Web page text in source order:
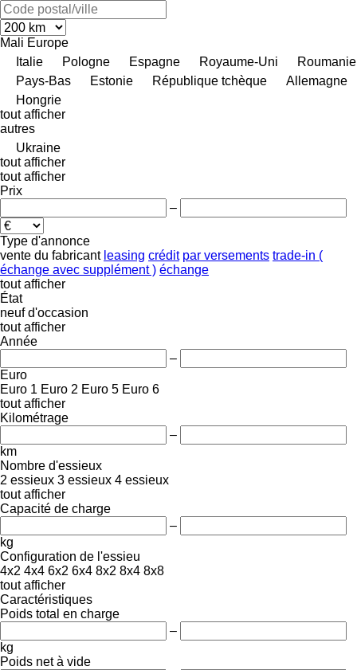
Mali Europe
Italie
Pologne Espagne Royaume-Uni
Roumanie
Pays-Bas
Estonie République tchèque
Allemagne
Hongrie
tout afficher
autres
Ukraine
tout afficher
tout afficher
Prix
–
Type d'annonce
vente du fabricant leasing crédit par versements trade-in (
échange avec supplément ) échange
tout afficher
État
neuf d'occasion
tout afficher
Année
–
Euro
Euro 1 Euro 2 Euro 5 Euro 6
tout afficher
Kilométrage
–
km
Nombre d'essieux
2 essieux 3 essieux 4 essieux
tout afficher
Capacité de charge
–
kg
Configuration de l'essieu
4x2 4x4 6x2 6x4 8x2 8x4 8x8
tout afficher
Caractéristiques
Poids total en charge
–
kg
Poids net à vide